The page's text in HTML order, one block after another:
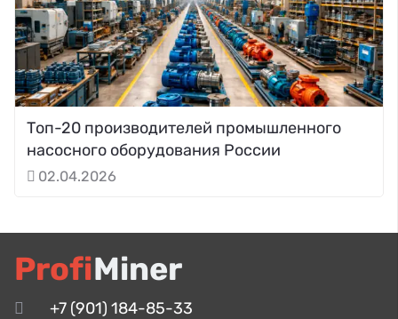
Топ-20 производителей промышленного
насосного оборудования России
02.04.2026
ProfiMiner
+7 (901) 184-85-33